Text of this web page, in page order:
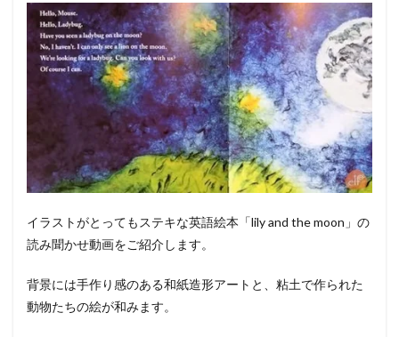
イラストがとってもステキな英語絵本「lily and the moon」の
読み聞かせ動画をご紹介します。
背景には手作り感のある和紙造形アートと、粘土で作られた
動物たちの絵が和みます。